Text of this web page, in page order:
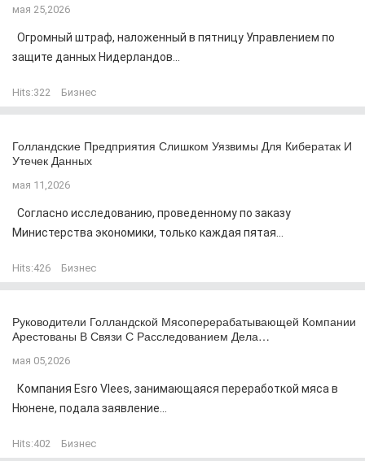
мая 25,2026
Огромный штраф, наложенный в пятницу Управлением по
защите данных Нидерландов...
Hits:322 Бизнес
Голландские Предприятия Слишком Уязвимы Для Кибератак И
Утечек Данных
мая 11,2026
Согласно исследованию, проведенному по заказу
Министерства экономики, только каждая пятая...
Hits:426 Бизнес
Руководители Голландской Мясоперерабатывающей Компании
Арестованы В Связи С Расследованием Дела…
мая 05,2026
Компания Esro Vlees, занимающаяся переработкой мяса в
Нюнене, подала заявление...
Hits:402 Бизнес